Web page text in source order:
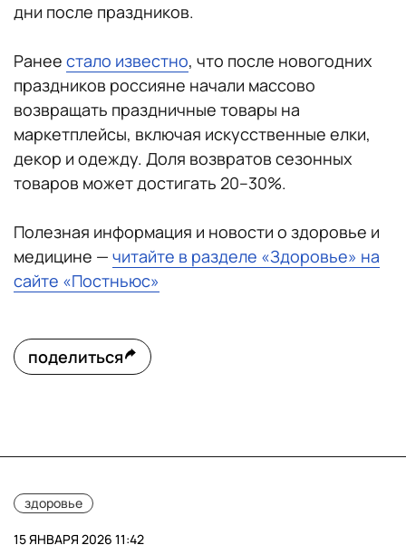
дни после праздников.
Ранее стало известно, что после новогодних
праздников россияне начали массово
возвращать праздничные товары на
маркетплейсы, включая искусственные елки,
декор и одежду. Доля возвратов сезонных
товаров может достигать 20–30%.
Полезная информация и новости о здоровье и
медицине — читайте в разделе «Здоровье» на
сайте «Постньюс»
поделиться
здоровье
15 ЯНВАРЯ 2026 11:42